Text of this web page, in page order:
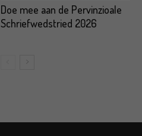
Doe mee aan de Pervinzioale
Schriefwedstried 2026